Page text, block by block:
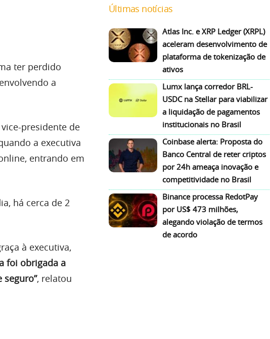
ter perdido
a
presidente de
a executiva
entrando em
há cerca de 2
à executiva,
foi obrigada a
seguro”, relatou
Últimas notícias
Atlas Inc. e XRP Ledger (XRPL)
aceleram desenvolvimento de
plataforma de tokenização de
ativos
Lumx lança corredor BRL-
USDC na Stellar para viabilizar
a liquidação de pagamentos
institucionais no Brasil
Coinbase alerta: Proposta do
Banco Central de reter criptos
por 24h ameaça inovação e
competitividade no Brasil
Binance processa RedotPay
por US$ 473 milhões,
alegando violação de termos
de acordo